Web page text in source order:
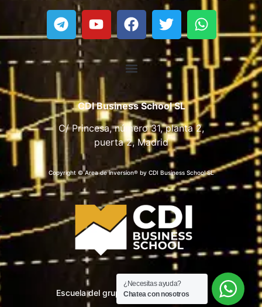
CDI Business School SL
C/ Princesa, número 31, planta 2,
puerta 2, Madrid
Copyright © Area de inversion® by CDI Business School SL
Escuela del grupo CDI Business School
¿Necesitas ayuda?
Chatea con nosotros